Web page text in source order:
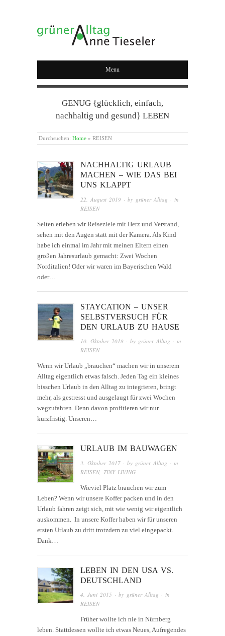
GRÜNER ALLTAG
Menu
GENUG {glücklich, einfach,
nachhaltig und gesund} LEBEN
Durchsuchen: Home » REISEN
NACHHALTIG URLAUB
MACHEN – WIE DAS BEI
UNS KLAPPT
22. August 2019 · by grüner Alltag · in
REISEN
Selten erleben wir Reiseziele mit Herz und Verstand,
sehen mit den Augen statt mit der Kamera. Als Kind
habe ich einmal im Jahr mit meinen Eltern einen
großen Jahresurlaub gemacht: Zwei Wochen
Norditalien! Oder wir waren im Bayerischen Wald
oder…
STAYCATION – UNSER
SELBSTVERSUCH FÜR
DEN URLAUB ZU HAUSE
10. Oktober 2018 · by grüner Alltag · in
REISEN
Wenn wir Urlaub „brauchen“ machen wir in unserem
Alltag eigentlich etwas falsch. Jeden Tag ein kleines
bisschen Urlaub in den Alltag zu integrieren, bringt
mehr, als gestresst und ausgelaugt für zwei Wochen
wegzufahren. Denn davon profitieren wir nur
kurzfristig. Unseren…
URLAUB IM BAUWAGEN
3. Oktober 2017 · by grüner Alltag · in
REISEN, TINY LIVING
Wieviel Platz brauchen wir zum
Leben? Wenn wir unsere Koffer packen und in den
Urlaub fahren zeigt sich, mit wie wenig wir eigentlich
auskommen. In unsere Koffer haben wir für unseren
ersten Urlaub zu dritt trotzdem zu viel eingepackt.
Dank…
LEBEN IN DEN USA VS.
DEUTSCHLAND
4. Juni 2015 · by grüner Alltag · in
REISEN
Früher wollte ich nie in Nürnberg
leben. Stattdessen wollte ich etwas Neues, Aufregendes